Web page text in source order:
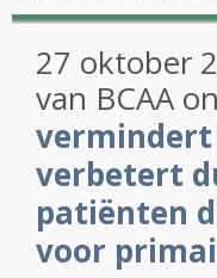
27 oktober
van BCAA
vermindert
verbetert
patiënten
voor